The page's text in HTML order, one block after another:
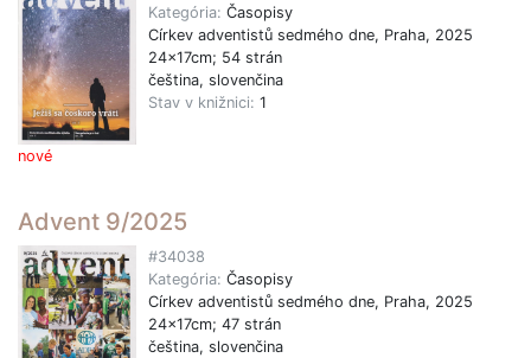
nové
Kategória: Časopisy
Církev adventistů sedmého dne, Praha, 2025
24x17cm; 54 strán
čeština, slovenčina
Stav v knižnici: 1
Advent 9/2025
#34038
Kategória: Časopisy
Církev adventistů sedmého dne, Praha, 2025
24x17cm; 47 strán
čeština, slovenčina